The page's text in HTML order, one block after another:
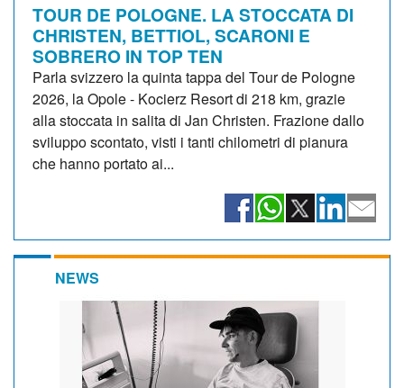
TOUR DE POLOGNE. LA STOCCATA DI
CHRISTEN, BETTIOL, SCARONI E
SOBRERO IN TOP TEN
Parla svizzero la quinta tappa del Tour de Pologne
2026, la Opole - Kocierz Resort di 218 km, grazie
alla stoccata in salita di Jan Christen. Frazione dallo
sviluppo scontato, visti i tanti chilometri di pianura
che hanno portato ai...
NEWS